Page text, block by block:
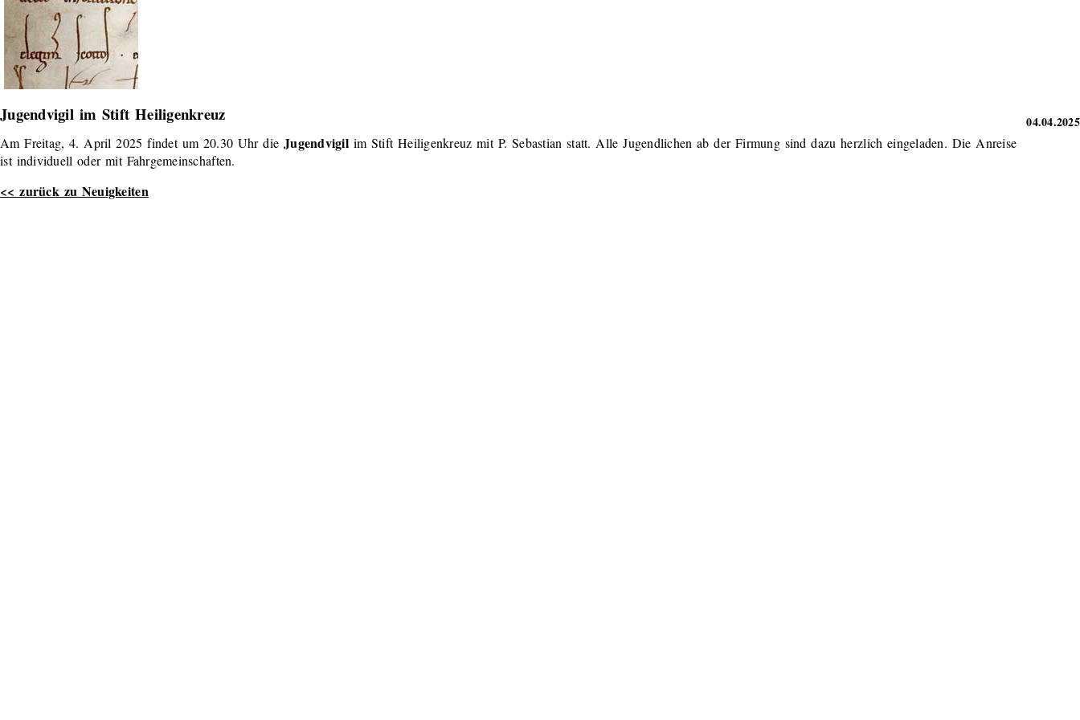
04.04.2025
Jugendvigil im Stift Heiligenkreuz
Am Freitag, 4. April 2025 findet um 20.30 Uhr die Jugendvigilim Stift Heiligenkreuz mit P. Sebastian statt. Alle Jugendlichen ab der Firmung sind dazu herzlich eingeladen. Die Anreise
ist individuell oder mit Fahrgemeinschaften.
<< zurück zu Neuigkeiten